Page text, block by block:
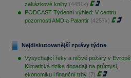
zakázkové knihy (4481x)
PODCAST Týdenní výhled: V centru
pozornosti AMD a Palantir (4257x)
Nejdiskutovanější zprávy týdne
Vysychající řeky a ničivé požáry v Evropě.
Klimatická rizika dopadají na průmysl,
ekonomiku i finanční trhy (7)